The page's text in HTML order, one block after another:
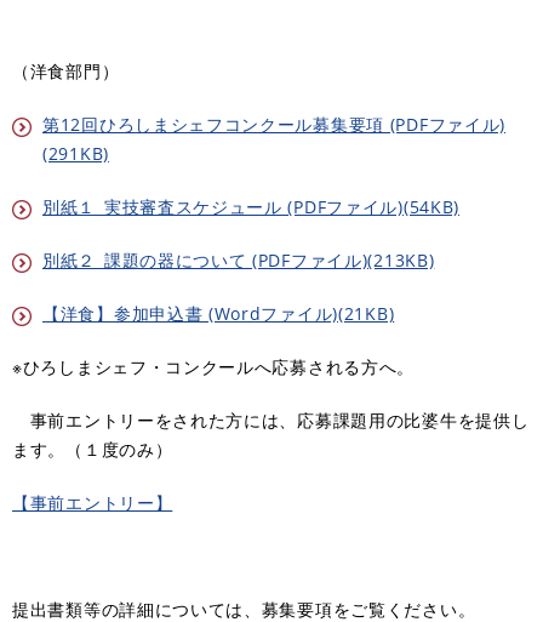
（洋食部門）
第12回ひろしまシェフコンクール募集要項 (PDFファイル)
(291KB)
別紙１_実技審査スケジュール (PDFファイル)(54KB)
別紙２_課題の器について (PDFファイル)(213KB)
【洋食】参加申込書 (Wordファイル)(21KB)
※ひろしまシェフ・コンクールへ応募される方へ。
事前エントリーをされた方には、応募課題用の比婆牛を提供し
ます。（１度のみ）
【事前エントリー】
提出書類等の詳細については、募集要項をご覧ください。